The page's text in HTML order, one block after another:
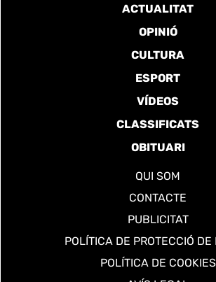
ACTUALITAT
OPINIÓ
CULTURA
ESPORT
VÍDEOS
CLASSIFICATS
OBITUARI
QUI SOM
CONTACTE
PUBLICITAT
POLÍTICA DE PROTECCIÓ DE
POLÍTICA DE COOKIES